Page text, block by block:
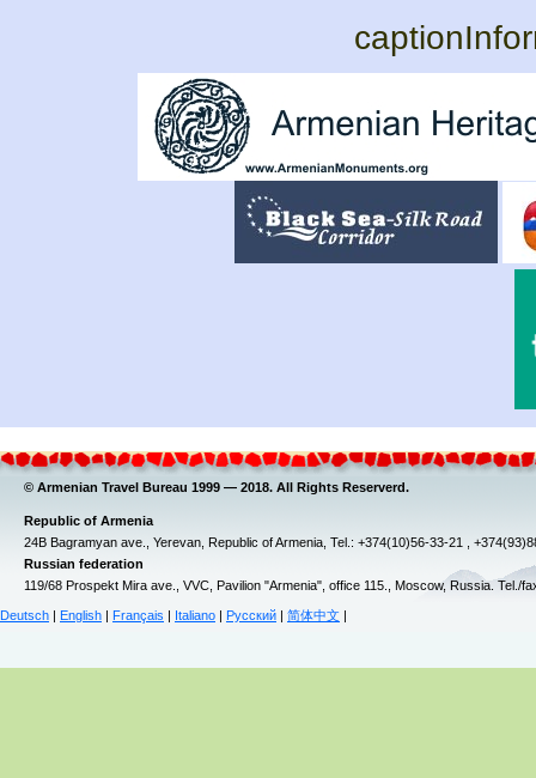
© Armenian Travel Bureau 1999 — 2018. All Rights Reserverd.
Republic of Armenia
24B Bagramyan ave., Yerevan, Republic of Armenia, Tel.: +374(10)56-33-21 ,
Russian federation
119/68 Prospekt Mira ave., VVC, Pavilion "Armenia", office 115., Moscow, Russia. Tel./
Deutsch English Français Italiano Русский 简体中文